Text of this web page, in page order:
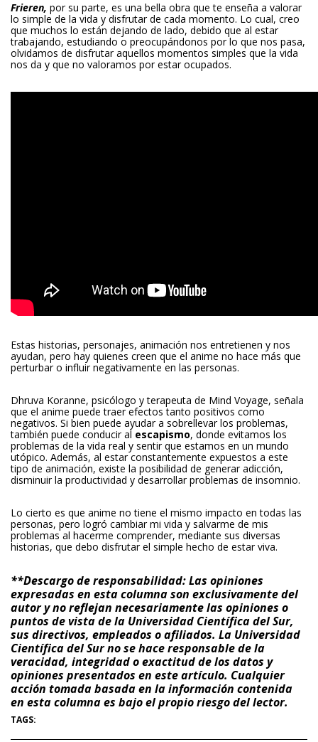
Frieren, por su parte, es una bella obra que te enseña a valorar
lo simple de la vida y disfrutar de cada momento. Lo cual, creo
que muchos lo están dejando de lado, debido que al estar
trabajando, estudiando o preocupándonos por lo que nos pasa,
olvidamos de disfrutar aquellos momentos simples que la vida
nos da y que no valoramos por estar ocupados.
Estas historias, personajes, animación nos entretienen y nos
ayudan, pero hay quienes creen que el anime no hace más que
perturbar o influir negativamente en las personas.
Dhruva Koranne, psicólogo y terapeuta de Mind Voyage, señala
que el anime puede traer efectos tanto positivos como
negativos. Si bien puede ayudar a sobrellevar los problemas,
también puede conducir al escapismo, donde evitamos los
problemas de la vida real y sentir que estamos en un mundo
utópico. Además, al estar constantemente expuestos a este
tipo de animación, existe la posibilidad de generar adicción,
disminuir la productividad y desarrollar problemas de insomnio.
Lo cierto es que anime no tiene el mismo impacto en todas las
personas, pero logró cambiar mi vida y salvarme de mis
problemas al hacerme comprender, mediante sus diversas
historias, que debo disfrutar el simple hecho de estar viva.
**Descargo de responsabilidad:Las opiniones
expresadas en esta columna son exclusivamente del
autor y no reflejan necesariamente las opiniones o
puntos de vista de la Universidad Científica del Sur,
sus directivos, empleados o afiliados. La Universidad
Científica del Sur no se hace responsable de la
veracidad, integridad o exactitud de los datos y
opiniones presentados en este artículo. Cualquier
acción tomada basada en la información contenida
en esta columna es bajo el propio riesgo del lector.
TAGS: